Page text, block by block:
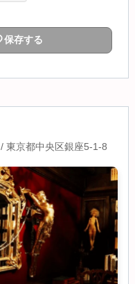
保存する
/ 東京都中央区銀座5-1-8